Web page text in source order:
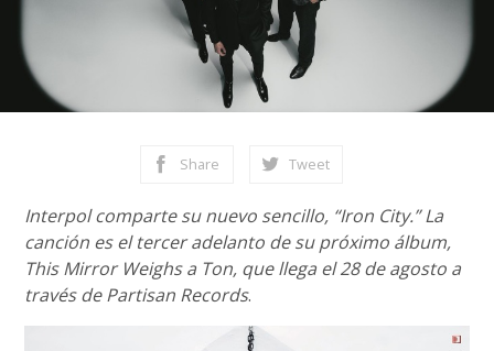
Share Tweet
Interpol comparte su nuevo sencillo, “Iron City.” La
canción es el tercer adelanto de su próximo álbum,
This Mirror Weighs a Ton, que llega el 28 de agosto a
través de Partisan Records.